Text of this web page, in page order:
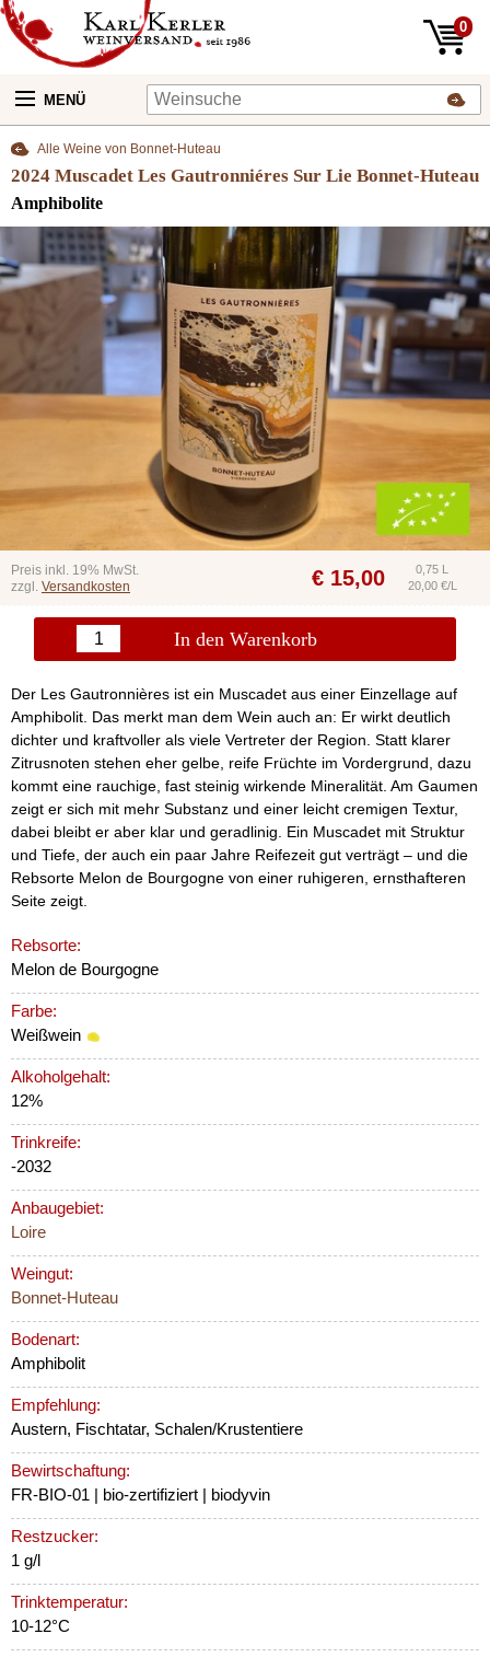
0
MENÜ
Alle Weine von Bonnet-Huteau
2024 Muscadet Les Gautronniéres Sur Lie Bonnet-Huteau
Amphibolite
Preis inkl. 19% MwSt.
zzgl. Versandkosten € 15,00
0,75 L
20,00 €/L
In den Warenkorb
Der Les Gautronnières ist ein Muscadet aus einer Einzellage auf
Amphibolit. Das merkt man dem Wein auch an: Er wirkt deutlich
dichter und kraftvoller als viele Vertreter der Region. Statt klarer
Zitrusnoten stehen eher gelbe, reife Früchte im Vordergrund, dazu
kommt eine rauchige, fast steinig wirkende Mineralität. Am Gaumen
zeigt er sich mit mehr Substanz und einer leicht cremigen Textur,
dabei bleibt er aber klar und geradlinig. Ein Muscadet mit Struktur
und Tiefe, der auch ein paar Jahre Reifezeit gut verträgt – und die
Rebsorte Melon de Bourgogne von einer ruhigeren, ernsthafteren
Seite zeigt.
Rebsorte:
Melon de Bourgogne
Farbe:
Weißwein
Alkoholgehalt:
12%
Trinkreife:
-2032
Anbaugebiet:
Loire
Weingut:
Bonnet-Huteau
Bodenart:
Amphibolit
Empfehlung:
Austern, Fischtatar, Schalen/Krustentiere
Bewirtschaftung:
FR-BIO-01 | bio-zertifiziert | biodyvin
Restzucker:
1 g/l
Trinktemperatur:
10-12°C